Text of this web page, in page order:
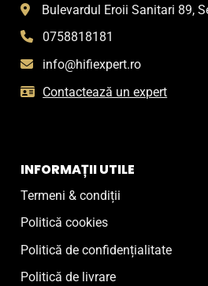
Bulevardul Eroii Sanitari 89,
0758818181
info@hifiexpert.ro
Contactează un expert
INFORMAȚII UTILE
Termeni & condiții
Politică cookies
Politică de confidențialitate
Politică de livrare